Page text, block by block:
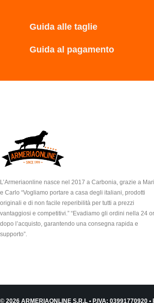
Guida alle taglie
Guida al pagamento
L’Armeriaonline nasce nel 2017 a Carbonia, grazie a
e Carlo “Vogliamo portare a casa degli italiani, prodotti
originali e di non facile reperibilità per tutti a prezzi
vantaggiosi e competitivi.” “Evadiamo gli ordini nella 24
dopo l’acquisto, garantendo una consegna rapida e
supporto”.
© 2026 ARMERIAONLINE S.R.L • P.IVA: 03991770920